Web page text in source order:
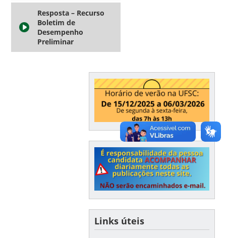
Resposta – Recurso
Boletim de
Desempenho
Preliminar
Links úteis